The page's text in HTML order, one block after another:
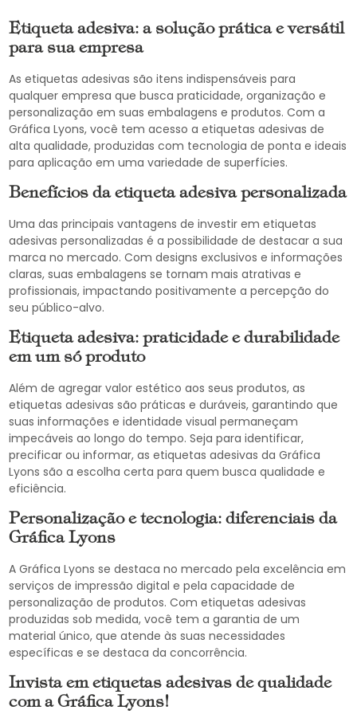
Etiqueta adesiva: a solução prática e versátil
para sua empresa
As etiquetas adesivas são itens indispensáveis ​​para
qualquer empresa que busca praticidade, organização e
personalização em suas embalagens e produtos. Com a
Gráfica Lyons, você tem acesso a etiquetas adesivas de
alta qualidade, produzidas com tecnologia de ponta e ideais
para aplicação em uma variedade de superfícies.
Benefícios da etiqueta adesiva personalizada
Uma das principais vantagens de investir em etiquetas
adesivas personalizadas é a possibilidade de destacar a sua
marca no mercado. Com designs exclusivos e informações
claras, suas embalagens se tornam mais atrativas e
profissionais, impactando positivamente a percepção do
seu público-alvo.
Etiqueta adesiva: praticidade e durabilidade
em um só produto
Além de agregar valor estético aos seus produtos, as
etiquetas adesivas são práticas e duráveis, garantindo que
suas informações e identidade visual permaneçam
impecáveis ao longo do tempo. Seja para identificar,
precificar ou informar, as etiquetas adesivas da Gráfica
Lyons são a escolha certa para quem busca qualidade e
eficiência.
Personalização e tecnologia: diferenciais da
Gráfica Lyons
A Gráfica Lyons se destaca no mercado pela excelência em
serviços de impressão digital e pela capacidade de
personalização de produtos. Com etiquetas adesivas
produzidas sob medida, você tem a garantia de um
material único, que atende às suas necessidades
específicas e se destaca da concorrência.
Invista em etiquetas adesivas de qualidade
com a Gráfica Lyons!